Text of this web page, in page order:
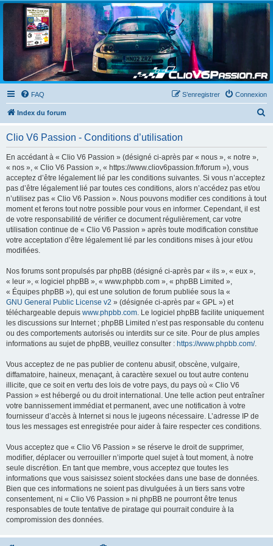
Clio V6 Passion
Le site français des passionnés de Clio V6
FAQ Connexion
S’enregistrer
Index du forum
c
Clio V6 Passion - Conditions d’utilisation
En accédant à « Clio V6 Passion » (désigné ci-après par « nous », « notre »,
« nos », « Clio V6 Passion », « https://www.cliov6passion.fr/forum »), vous
acceptez d’être légalement lié par les conditions suivantes. Si vous n’acceptez
pas d’être légalement lié par toutes ces conditions, alors n’accédez pas et/ou
n’utilisez pas « Clio V6 Passion ». Nous pouvons modifier ces conditions à tout
moment et ferons tout notre possible pour vous en informer. Cependant, il est
de votre responsabilité de vérifier ce document régulièrement, car votre
utilisation continue de « Clio V6 Passion » après toute modification constitue
votre acceptation d’être légalement lié par les conditions mises à jour et/ou
modifiées.
Nos forums sont propulsés par phpBB (désigné ci-après par « ils », « eux »,
« leur », « logiciel phpBB », « www.phpbb.com », « phpBB Limited »,
« Équipes phpBB »), qui est une solution de forum publiée sous la «
GNU General Public License v2 » (désignée ci-après par « GPL ») et
téléchargeable depuis www.phpbb.com. Le logiciel phpBB facilite uniquement
les discussions sur Internet ; phpBB Limited n’est pas responsable du contenu
ou des comportements autorisés ou interdits sur ce site. Pour de plus amples
informations au sujet de phpBB, veuillez consulter : https://www.phpbb.com/.
Vous acceptez de ne pas publier de contenu abusif, obscène, vulgaire,
diffamatoire, haineux, menaçant, à caractère sexuel ou tout autre contenu
illicite, que ce soit en vertu des lois de votre pays, du pays où « Clio V6
Passion » est hébergé ou du droit international. Une telle action peut entraîner
votre bannissement immédiat et permanent, avec une notification à votre
fournisseur d’accès à Internet si nous le jugeons nécessaire. L’adresse IP de
tous les messages est enregistrée pour aider à faire respecter ces conditions.
Vous acceptez que « Clio V6 Passion » se réserve le droit de supprimer,
modifier, déplacer ou verrouiller n’importe quel sujet à tout moment, à notre
seule discrétion. En tant que membre, vous acceptez que toutes les
informations que vous saisissez soient stockées dans une base de données.
Bien que ces informations ne soient pas divulguées à un tiers sans votre
consentement, ni « Clio V6 Passion » ni phpBB ne pourront être tenus
responsables de toute tentative de piratage qui pourrait conduire à la
compromission des données.